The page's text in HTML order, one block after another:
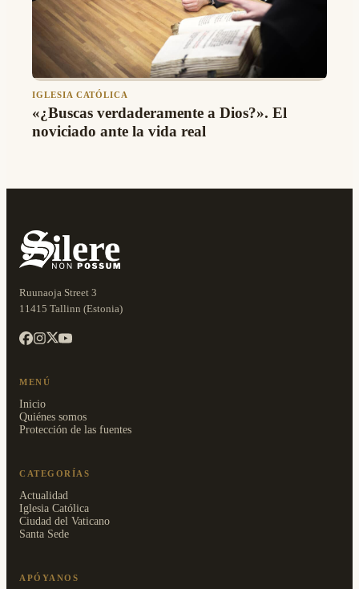
IGLESIA CATÓLICA
«¿Buscas verdaderamente a Dios?». El
noviciado ante la vida real
Ruunaoja Street 3
11415 Tallinn (Estonia)
MENÚ
Inicio
Quiénes somos
Protección de las fuentes
CATEGORÍAS
Actualidad
Iglesia Católica
Ciudad del Vaticano
Santa Sede
APÓYANOS